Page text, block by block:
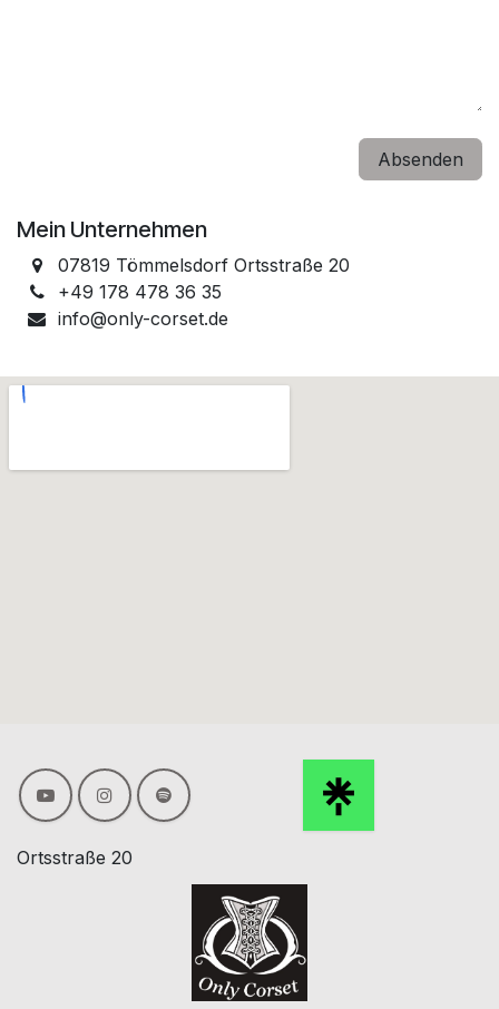
Absenden
Mein Unternehmen
07819 Tömmelsdorf Ortsstraße 20
+49 178 478 36 35
info@only-corset.de
Ortsstraße 20